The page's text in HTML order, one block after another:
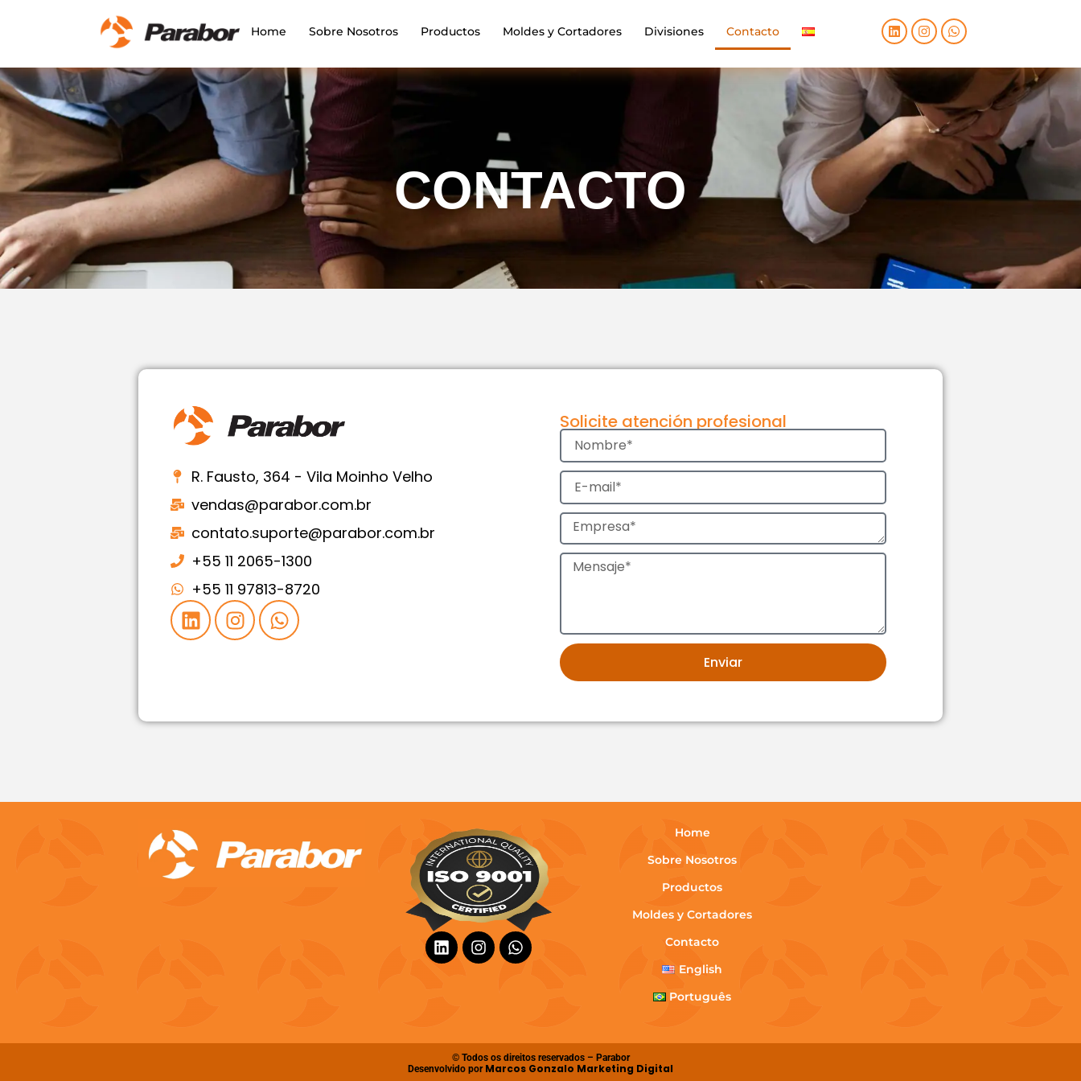
Home Sobre Nosotros Productos Moldes y Cortadores Divisiones Contacto
CONTACTO
R. Fausto, 364 - Vila Moinho Velho
vendas@parabor.com.br
contato.suporte@parabor.com.br
+55 11 2065-1300
+55 11 97813-8720
Solicite atención profesional
Enviar
Home
Sobre Nosotros
Productos
Moldes y Cortadores
Contacto
English
Português
© Todos os direitos reservados – Parabor
Desenvolvido por Marcos Gonzalo Marketing Digital